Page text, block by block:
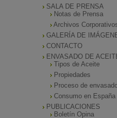
SALA DE PRENSA
Notas de Prensa
Archivos
GALERÍA DE
CONTACTO
ENVASADO DE
Tipos de Aceite
Propiedades
Proceso de
Consumo en España
PUBLICACIONES
Boletín Opina